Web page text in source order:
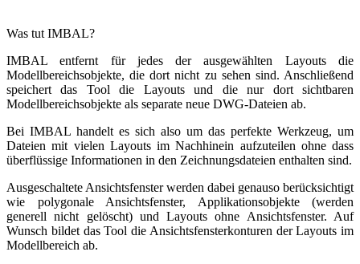
Was tut IMBAL?
IMBAL entfernt für jedes der ausgewählten Layouts die
Modellbereichsobjekte, die dort nicht zu sehen sind. Anschließend
speichert das Tool die Layouts und die nur dort sichtbaren
Modellbereichsobjekte als separate neue DWG-Dateien ab.
Bei IMBAL handelt es sich also um das perfekte Werkzeug, um
Dateien mit vielen Layouts im Nachhinein aufzuteilen ohne dass
überflüssige Informationen in den Zeichnungsdateien enthalten sind.
Ausgeschaltete Ansichtsfenster werden dabei genauso berücksichtigt
wie polygonale Ansichtsfenster, Applikationsobjekte (werden
generell nicht gelöscht) und Layouts ohne Ansichtsfenster. Auf
Wunsch bildet das Tool die Ansichtsfensterkonturen der Layouts im
Modellbereich ab.